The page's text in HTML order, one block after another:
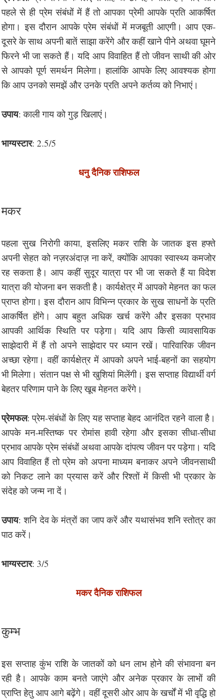
पहले से ही प्रेम संबंधों में हैं तो आपका प्रेमी आपके प्रति आकर्षित
होगा। इस दौरान आपके प्रेम संबंधों में मजबूती आएगी। आप एक-
दूसरे के साथ अपनी बातें साझा करेंगे और कहीं खाने पीने अथवा घूमने
फिरने भी जा सकते हैं। यदि आप विवाहित हैं तो जीवन साथी की ओर
से आपको पूर्ण समर्थन मिलेगा। हालांकि आपके लिए आवश्यक होगा
कि आप उनको समझें और उनके प्रति अपने कर्तव्य को निभाएं।
उपाय: काली गाय को गुड़ खिलाएं।
भाग्यस्टार: 2.5/5
धनु दैनिक राशिफल
मकर
पहला सुख निरोगी काया, इसलिए मकर राशि के जातक इस हफ्ते
अपनी सेहत को नज़रअंदाज़ ना करें, क्योंकि आपका स्वास्थ्य कमजोर
रह सकता है। आप कहीं सुदूर यात्रा पर भी जा सकते हैं या विदेश
यात्रा की योजना बन सकती है। कार्यक्षेत्र में आपको मेहनत का फल
प्राप्त होगा। इस दौरान आप विभिन्न प्रकार के सुख साधनों के प्रति
आकर्षित होंगे। आप बहुत अधिक खर्च करेंगे और इसका प्रभाव
आपकी आर्थिक स्थिति पर पड़ेगा। यदि आप किसी व्यावसायिक
साझेदारी में हैं तो अपने साझेदार पर ध्यान रखें। पारिवारिक जीवन
अच्छा रहेगा। वहीं कार्यक्षेत्र में आपको अपने भाई-बहनों का सहयोग
भी मिलेगा। संतान पक्ष से भी खुशियां मिलेंगी। इस सप्ताह विद्यार्थी वर्ग
बेहतर परिणाम पाने के लिए खूब मेहनत करेंगे।
प्रेमफल: प्रेम-संबंधों के लिए यह सप्ताह बेहद आनंदित रहने वाला है।
आपके मन-मस्तिष्क पर रोमांस हावी रहेगा और इसका सीधा-सीधा
प्रभाव आपके प्रेम संबंधों अथवा आपके दांपत्य जीवन पर पड़ेगा। यदि
आप विवाहित हैं तो प्रेम को अपना माध्यम बनाकर अपने जीवनसाथी
को निकट लाने का प्रयास करें और रिश्तों में किसी भी प्रकार के
संदेह को जन्म ना दें।
उपाय: शनि देव के मंत्रों का जाप करें और यथासंभव शनि स्तोत्र का
पाठ करें।
भाग्यस्टार: 3/5
मकर दैनिक राशिफल
कुम्भ
इस सप्ताह कुंभ राशि के जातकों को धन लाभ होने की संभावना बन
रही है। आपके काम बनते जाएंगे और अनेक प्रकार के लाभों की
प्राप्ति हेतु आप आगे बढ़ेंगे। वहीं दूसरी ओर आप के खर्चों में भी वृद्धि हो